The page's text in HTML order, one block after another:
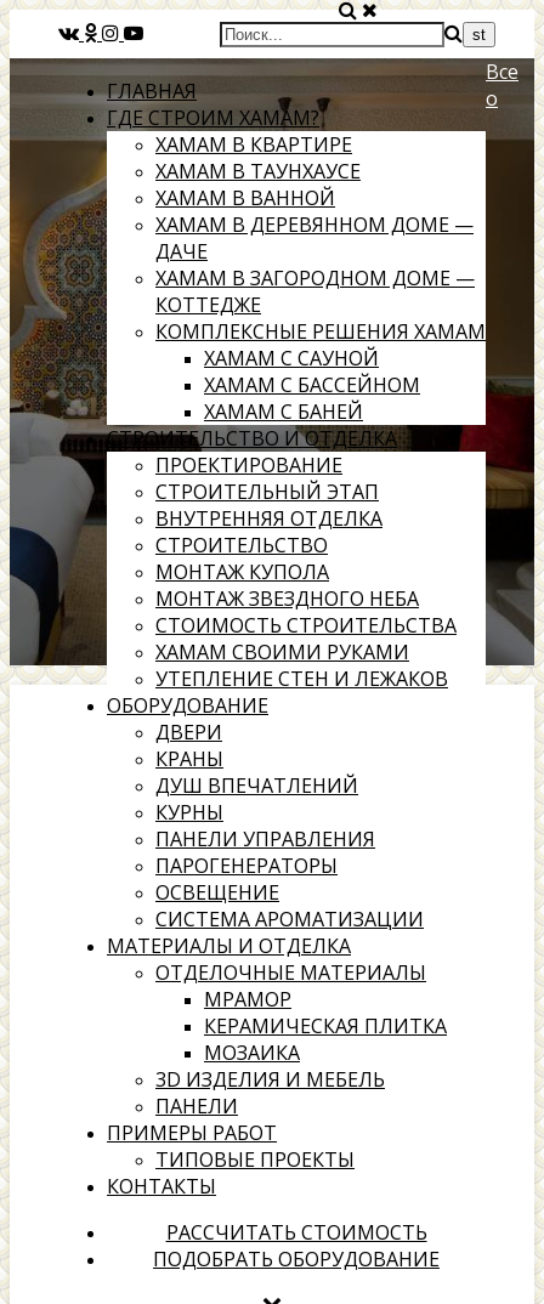
ГЛАВНАЯ
ГДЕ СТРОИМ ХАМАМ?
ХАМАМ В КВАРТИРЕ
ХАМАМ В ТАУНХАУСЕ
ХАМАМ В ВАННОЙ
ХАМАМ В ДЕРЕВЯННОМ ДОМЕ —
ДАЧЕ
ХАМАМ В ЗАГОРОДНОМ ДОМЕ —
КОТТЕДЖЕ
КОМПЛЕКСНЫЕ РЕШЕНИЯ ХАМАМ
ХАМАМ С САУНОЙ
ХАМАМ С БАССЕЙНОМ
ХАМАМ С БАНЕЙ
СТРОИТЕЛЬСТВО И ОТДЕЛКА
ПРОЕКТИРОВАНИЕ
СТРОИТЕЛЬНЫЙ ЭТАП
ВНУТРЕННЯЯ ОТДЕЛКА
СТРОИТЕЛЬСТВО
МОНТАЖ КУПОЛА
МОНТАЖ ЗВЕЗДНОГО НЕБА
СТОИМОСТЬ СТРОИТЕЛЬСТВА
ХАМАМ СВОИМИ РУКАМИ
УТЕПЛЕНИЕ СТЕН И ЛЕЖАКОВ
ОБОРУДОВАНИЕ
ДВЕРИ
КРАНЫ
ДУШ ВПЕЧАТЛЕНИЙ
КУРНЫ
ПАНЕЛИ УПРАВЛЕНИЯ
ПАРОГЕНЕРАТОРЫ
ОСВЕЩЕНИЕ
СИСТЕМА АРОМАТИЗАЦИИ
МАТЕРИАЛЫ И ОТДЕЛКА
ОТДЕЛОЧНЫЕ МАТЕРИАЛЫ
МРАМОР
КЕРАМИЧЕСКАЯ ПЛИТКА
МОЗАИКА
3D ИЗДЕЛИЯ И МЕБЕЛЬ
ПАНЕЛИ
ПРИМЕРЫ РАБОТ
ТИПОВЫЕ ПРОЕКТЫ
КОНТАКТЫ
Все
о
хамамах
Выбери надежного подрядчика для создания своей
РАССЧИТАТЬ СТОИМОСТЬ
ПОДОБРАТЬ ОБОРУДОВАНИЕ